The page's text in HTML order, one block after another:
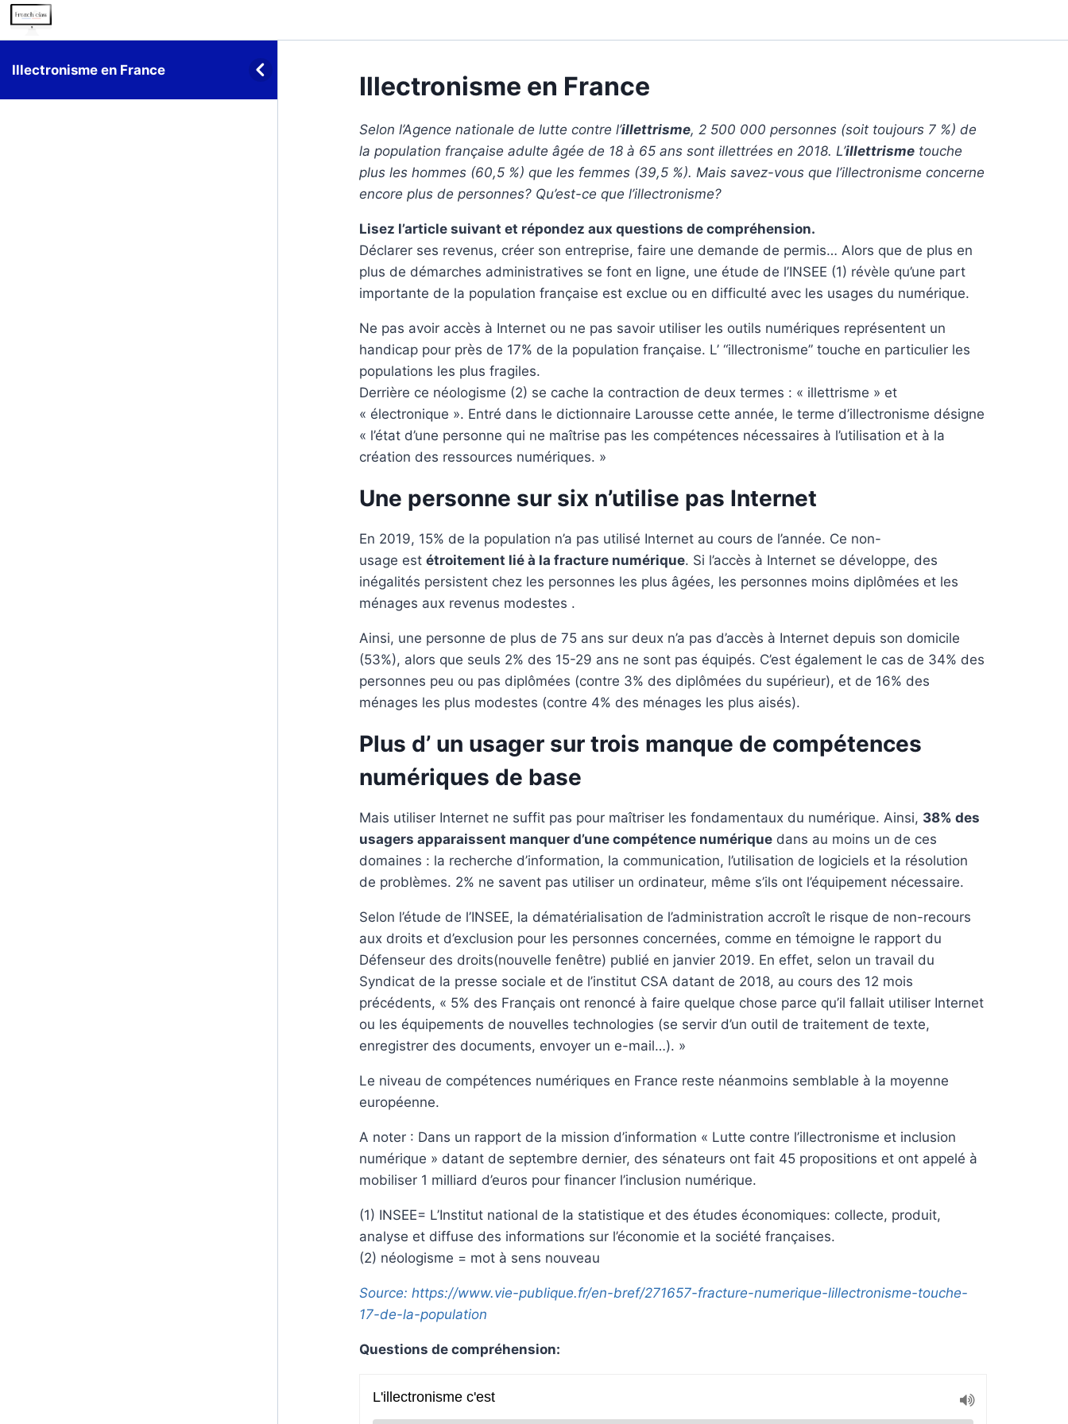
Illectronisme en France
Illectronisme en France
Selon l’Agence nationale de lutte contre l’illettrisme, 2 500 000 personnes (soit toujours 7 %) de
la population française adulte âgée de 18 à 65 ans sont illettrées en 2018. L’illettrisme touche
plus les hommes (60,5 %) que les femmes (39,5 %). Mais savez-vous que l’illectronisme concerne
encore plus de personnes? Qu’est-ce que l’illectronisme?
Lisez l’article suivant et répondez aux questions de compréhension.
Déclarer ses revenus, créer son entreprise, faire une demande de permis… Alors que de plus en
plus de démarches administratives se font en ligne, une étude de l’INSEE (1) révèle qu’une part
importante de la population française est exclue ou en difficulté avec les usages du numérique.
Ne pas avoir accès à Internet ou ne pas savoir utiliser les outils numériques représentent un
handicap pour près de 17% de la population française. L’ “illectronisme” touche en particulier les
populations les plus fragiles.
Derrière ce néologisme (2) se cache la contraction de deux termes : « illettrisme » et
« électronique ». Entré dans le dictionnaire Larousse cette année, le terme d’illectronisme désigne
« l’état d’une personne qui ne maîtrise pas les compétences nécessaires à l’utilisation et à la
création des ressources numériques. »
Une personne sur six n’utilise pas Internet
En 2019, 15% de la population n’a pas utilisé Internet au cours de l’année. Ce non-
usage est étroitement lié à la fracture numérique. Si l’accès à Internet se développe, des
inégalités persistent chez les personnes les plus âgées, les personnes moins diplômées et les
ménages aux revenus modestes .
Ainsi, une personne de plus de 75 ans sur deux n’a pas d’accès à Internet depuis son domicile
(53%), alors que seuls 2% des 15-29 ans ne sont pas équipés. C’est également le cas de 34% des
personnes peu ou pas diplômées (contre 3% des diplômées du supérieur), et de 16% des
ménages les plus modestes (contre 4% des ménages les plus aisés).
Plus d’ un usager sur trois manque de compétences
numériques de base
Mais utiliser Internet ne suffit pas pour maîtriser les fondamentaux du numérique. Ainsi, 38% des
usagers apparaissent manquer d’une compétence numérique dans au moins un de ces
domaines : la recherche d’information, la communication, l’utilisation de logiciels et la résolution
de problèmes. 2% ne savent pas utiliser un ordinateur, même s’ils ont l’équipement nécessaire.
Selon l’étude de l’INSEE, la dématérialisation de l’administration accroît le risque de non-recours
aux droits et d’exclusion pour les personnes concernées, comme en témoigne le rapport du
Défenseur des droits(nouvelle fenêtre) publié en janvier 2019. En effet, selon un travail du
Syndicat de la presse sociale et de l’institut CSA datant de 2018, au cours des 12 mois
précédents, « 5% des Français ont renoncé à faire quelque chose parce qu’il fallait utiliser Internet
ou les équipements de nouvelles technologies (se servir d’un outil de traitement de texte,
enregistrer des documents, envoyer un e-mail…). »
Le niveau de compétences numériques en France reste néanmoins semblable à la moyenne
européenne.
A noter : Dans un rapport de la mission d’information « Lutte contre l’illectronisme et inclusion
numérique » datant de septembre dernier, des sénateurs ont fait 45 propositions et ont appelé à
mobiliser 1 milliard d’euros pour financer l’inclusion numérique.
(1) INSEE= L’Institut national de la statistique et des études économiques: collecte, produit,
analyse et diffuse des informations sur l’économie et la société françaises.
(2) néologisme = mot à sens nouveau
Source: https://www.vie-publique.fr/en-bref/271657-fracture-numerique-lillectronisme-touche-
17-de-la-population
Questions de compréhension: